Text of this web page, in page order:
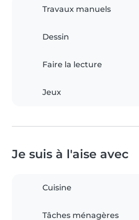
Travaux manuels
Dessin
Faire la lecture
Jeux
Je suis à l'aise avec
Cuisine
Tâches ménagères